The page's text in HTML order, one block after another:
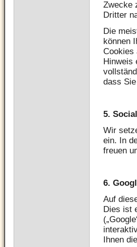
Zwecke
Dritter
Die
können
Cookies
Hinweis
dass
5.
Wir
ein. In
freuen
6.
Auf
Dies ist
Ihnen